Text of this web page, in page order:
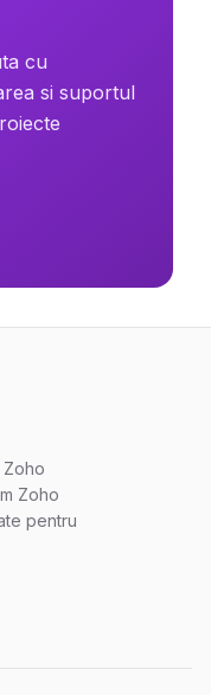
cu
si suportul
Zoho
Zoho
pentru